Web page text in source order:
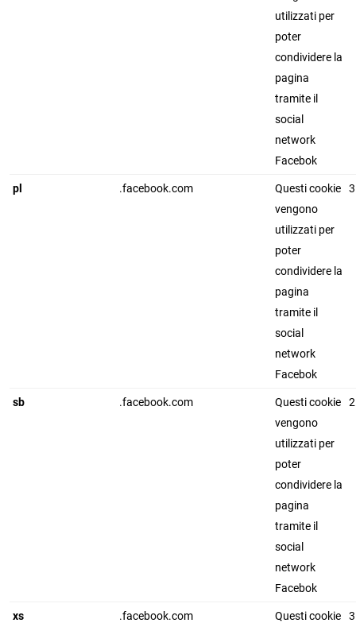
utilizzati per
poter
condividere la
pagina
tramite il
social
network
Facebok
pl .facebook.com
Questi cookie
vengono
utilizzati per
poter
condividere la
pagina
tramite il
social
network
Facebok
sb .facebook.com
Questi cookie
vengono
utilizzati per
poter
condividere la
pagina
tramite il
social
network
Facebok
xs .facebook.com
Questi cookie